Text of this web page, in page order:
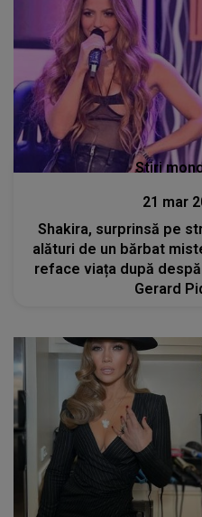
Stiri
21 mar
Shakira, surprinsă pe
alături de un bărbat
reface viața după
Gerard